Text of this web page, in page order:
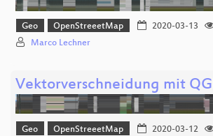
Geo OpenStreeetMap 2020-03-13
Marco Lechner
Vektorverschneidung mit
Geo OpenStreeetMap 2020-03-12